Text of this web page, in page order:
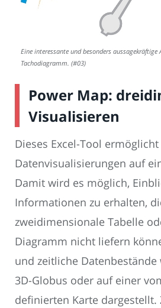
Eine interessante und besonders
Tachodiagramm. (#03)
Power Map:
Visualisieren
Dieses Excel-Tool
Datenvisualisierungen auf
Damit wird es möglich,
Informationen zu erhalten,
zweidimensionale Tabelle
Diagramm nicht liefern
und zeitliche
3D-Globus oder auf einer
definierten Karte dargestellt.